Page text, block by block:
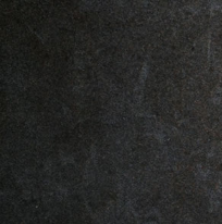
Zum
Inhalt